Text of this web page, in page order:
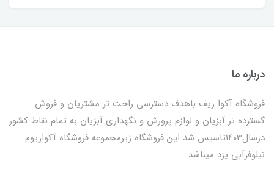
درباره ما
فروشگاه آکوا ریف باهدف دسترسی راحت تر مشتریان و فروش
گسترده تر آبزیان و لوازم پرورش و نگهداری آبزیان به تمام نقاط کشور
درسال1403تاسیس شد این فروشگاه زیرمجموعه فروشگاه آکواریوم
نیلوفرآبی یزد میباشد.